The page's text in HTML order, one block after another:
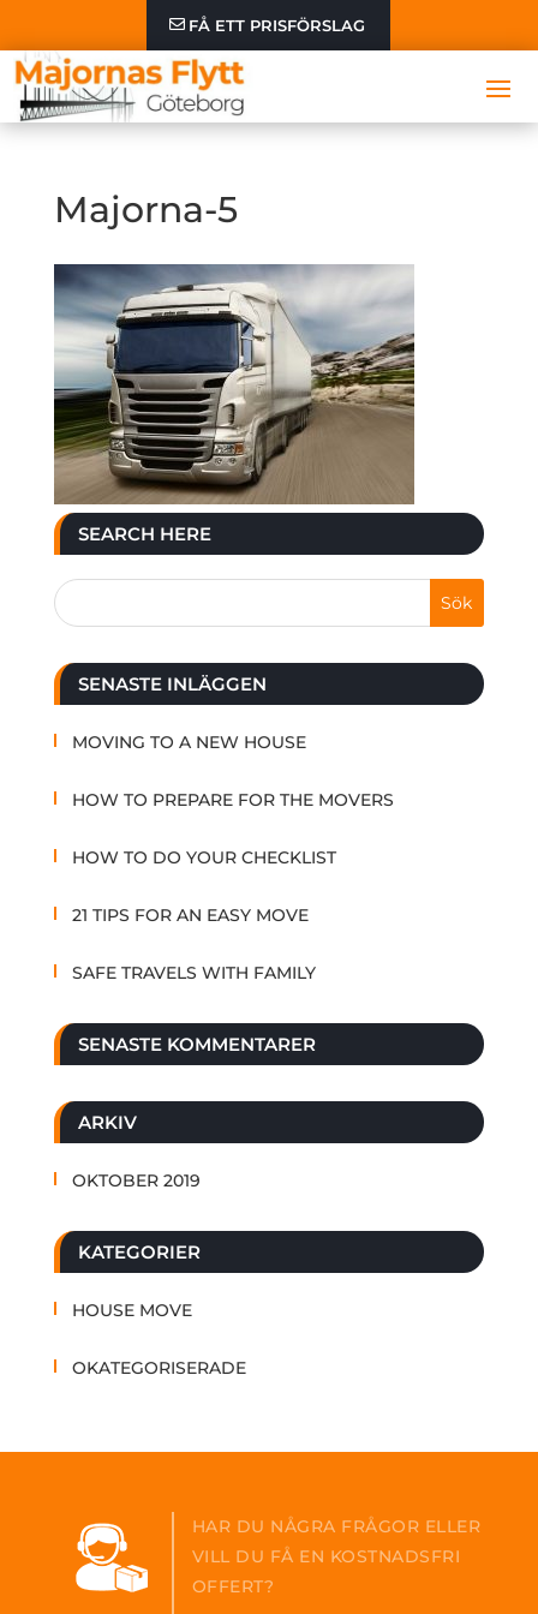
FÅ ETT PRISFÖRSLAG
Majorna-5
SEARCH HERE
SENASTE INLÄGGEN
MOVING TO A NEW HOUSE
HOW TO PREPARE FOR THE MOVERS
HOW TO DO YOUR CHECKLIST
21 TIPS FOR AN EASY MOVE
SAFE TRAVELS WITH FAMILY
SENASTE KOMMENTARER
ARKIV
OKTOBER 2019
KATEGORIER
HOUSE MOVE
OKATEGORISERADE
HAR DU NÅGRA FRÅGOR ELLER
VILL DU FÅ EN KOSTNADSFRI
OFFERT?